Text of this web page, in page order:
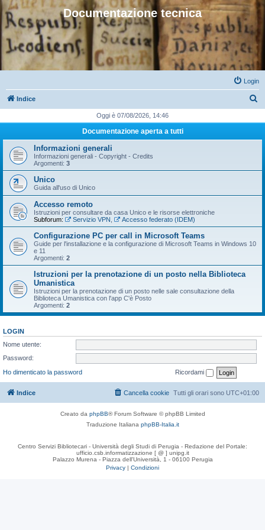
Documentazione tecnica
Login
Indice
c
Oggi è 07/08/2026, 14:46
Documentazione aperta a tutti
Informazioni generali
Informazioni generali - Copyright - Credits
Argomenti: 3
Unico
Guida all'uso di Unico
Accesso remoto
Istruzioni per consultare da casa Unico e le risorse elettroniche
Subforum:
Servizio VPN Accesso federato (IDEM)
Configurazione PC per call in Microsoft Teams
Guide per l'installazione e la configurazione di Microsoft Teams in Windows 10
e 11
Argomenti: 2
Istruzioni per la prenotazione di un posto nella Biblioteca
Umanistica
Istruzioni per la prenotazione di un posto nelle sale consultazione della
Biblioteca Umanistica con l'app C'è Posto
Argomenti: 2
LOGIN
Nome utente:
Password:
Ho dimenticato la password
Ricordami
Indice Tutti gli orari sono UTC+01:00
Cancella cookie
Creato da phpBB® Forum Software © phpBB Limited
Traduzione Italiana phpBB-Italia.it
Centro Servizi Bibliotecari - Università degli Studi di Perugia - Redazione del Portale:
ufficio.csb.informatizzazione [ @ ] unipg.it
Palazzo Murena - Piazza dell'Università, 1 - 06100 Perugia
Privacy | Condizioni